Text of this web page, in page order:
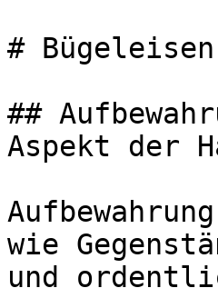
#
##
Aspekt der
wie
und